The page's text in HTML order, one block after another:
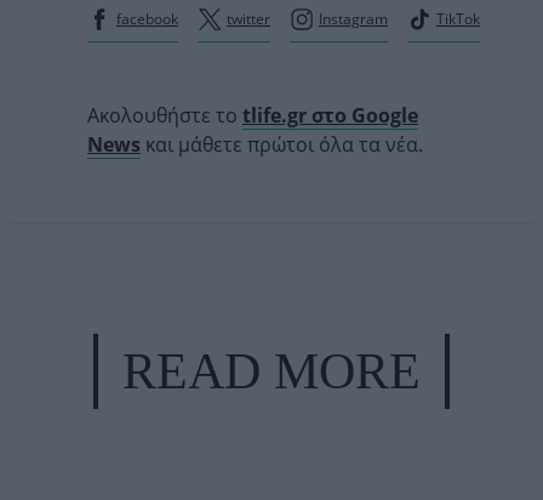
facebook
twitter Instagram TikTok
Ακολουθήστε το tlife.gr στο Google
News και μάθετε πρώτοι όλα τα νέα.
READ MORE